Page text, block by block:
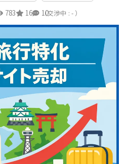
783 16 10
（交渉中 : - ）